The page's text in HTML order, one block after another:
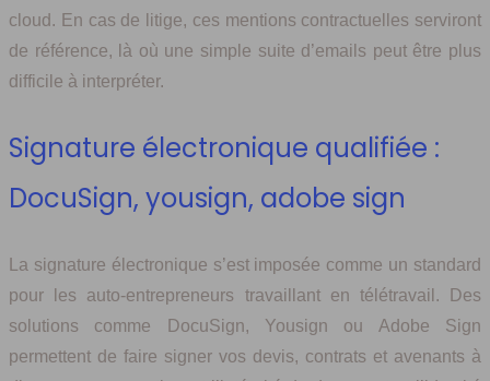
cloud. En cas de litige, ces mentions contractuelles serviront
de référence, là où une simple suite d’emails peut être plus
difficile à interpréter.
Signature électronique qualifiée :
DocuSign, yousign, adobe sign
La signature électronique s’est imposée comme un standard
pour les auto-entrepreneurs travaillant en télétravail. Des
solutions comme DocuSign, Yousign ou Adobe Sign
permettent de faire signer vos devis, contrats et avenants à